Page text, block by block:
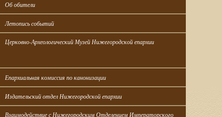
Об обители
Летопись событий
Церковно-Археологический Музей Нижегородской епархии
Епархиальная комиссия по канонизации
Издательский отдел Нижегородской епархии
Взаимодействие с Нижегородским Отделением Императорского